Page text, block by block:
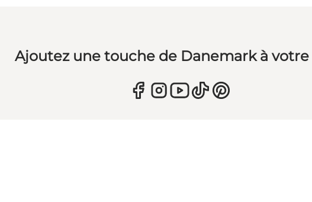
Ajoutez une touche de Danemark à